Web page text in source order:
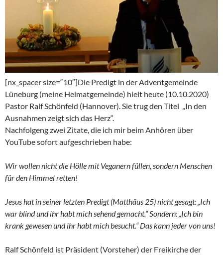
[nx_spacer size=“10″]Die Predigt in der Adventgemeinde
Lüneburg (meine Heimatgemeinde) hielt heute (10.10.2020)
Pastor Ralf Schönfeld (Hannover). Sie trug den Titel „In den
Ausnahmen zeigt sich das Herz“.
Nachfolgeng zwei Zitate, die ich mir beim Anhören über
YouTube sofort aufgeschrieben habe:
Wir wollen nicht die Hölle mit Veganern füllen, sondern Menschen
für den Himmel retten!
Jesus hat in seiner letzten Predigt (Matthäus 25) nicht gesagt: „Ich
war blind und ihr habt mich sehend gemacht.“ Sondern: „Ich bin
krank gewesen und ihr habt mich besucht.“ Das kann jeder von uns!
Ralf Schönfeld ist Präsident (Vorsteher) der Freikirche der